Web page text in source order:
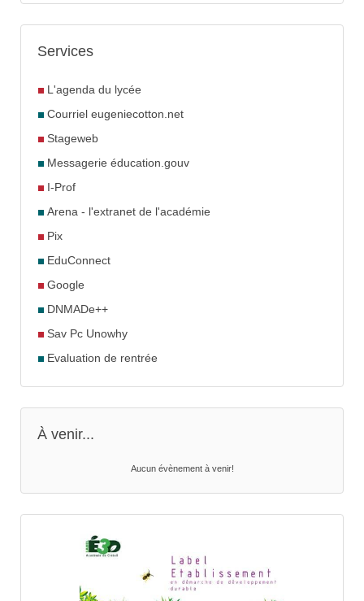
Services
L'agenda du lycée
Courriel eugeniecotton.net
Stageweb
Messagerie éducation.gouv
I-Prof
Arena - l'extranet de l'académie
Pix
EduConnect
Google
DNMADe++
Sav Pc Unowhy
Evaluation de rentrée
À venir...
Aucun évènement à venir!